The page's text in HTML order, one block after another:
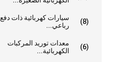
سيارات كهربائية ذات دفع
رباعي...
(8)
معدات توريد المركبات
الكهربائية...
(6)